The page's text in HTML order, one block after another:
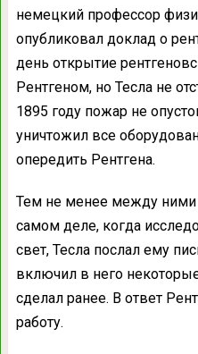
немецкий профессор
опубликовал доклад о
день открытие
Рентгеном, но Тесла не
1895 году пожар не
уничтожил все
опередить Рентгена.
Тем не менее между ними
самом деле, когда
свет, Тесла послал ему
включил в него
сделал ранее. В ответ
работу.